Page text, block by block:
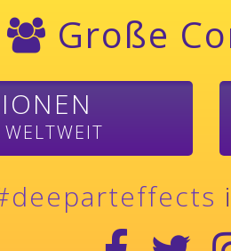
Große